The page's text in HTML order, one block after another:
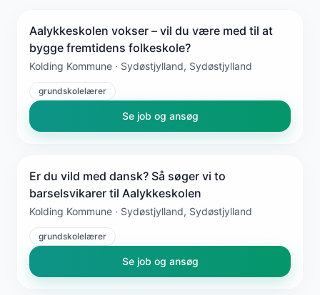
Aalykkeskolen vokser – vil du være med til at
bygge fremtidens folkeskole?
Kolding Kommune · Sydøstjylland, Sydøstjylland
grundskolelærer
Se job og ansøg
Er du vild med dansk? Så søger vi to
barselsvikarer til Aalykkeskolen
Kolding Kommune · Sydøstjylland, Sydøstjylland
grundskolelærer
Se job og ansøg